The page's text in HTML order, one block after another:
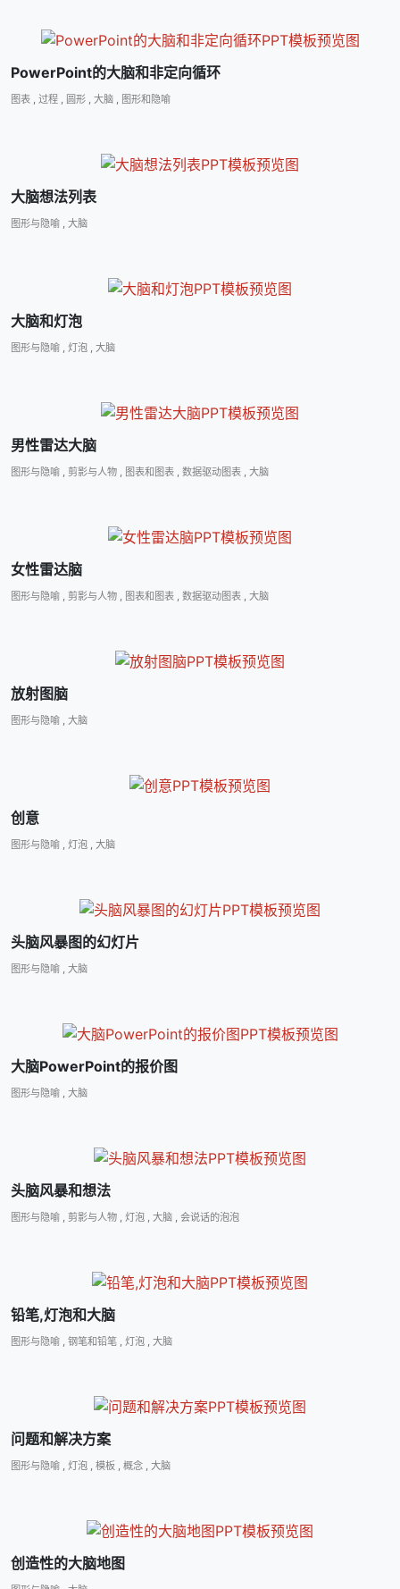
PowerPoint的大脑和非定向循环
图表 , 过程 , 圆形 , 大脑 , 图形和隐喻
大脑想法列表
图形与隐喻 , 大脑
大脑和灯泡
图形与隐喻 , 灯泡 , 大脑
男性雷达大脑
图形与隐喻 , 剪影与人物 , 图表和图表 , 数据驱动图表 , 大脑
女性雷达脑
图形与隐喻 , 剪影与人物 , 图表和图表 , 数据驱动图表 , 大脑
放射图脑
图形与隐喻 , 大脑
创意
图形与隐喻 , 灯泡 , 大脑
头脑风暴图的幻灯片
图形与隐喻 , 大脑
大脑PowerPoint的报价图
图形与隐喻 , 大脑
头脑风暴和想法
图形与隐喻 , 剪影与人物 , 灯泡 , 大脑 , 会说话的泡泡
铅笔,灯泡和大脑
图形与隐喻 , 钢笔和铅笔 , 灯泡 , 大脑
问题和解决方案
图形与隐喻 , 灯泡 , 模板 , 概念 , 大脑
创造性的大脑地图